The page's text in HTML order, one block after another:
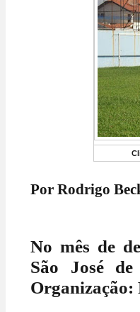
Por Rodrigo
No mês de
São José
Organização: